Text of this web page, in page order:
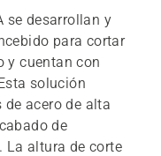
se desarrollan y
para cortar
y cuentan con
solución
acero de alta
de
La altura de corte